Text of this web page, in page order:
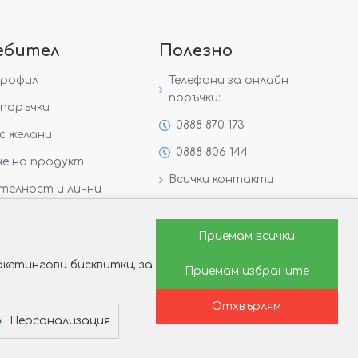
желани
на продукт
и лични
Полезно
Телефони за онлайн
поръчки:
0888 870 173
0888 806 144
Всички контакти
Защо да изберете Victoria
Как да изберем годежен
бисквитки, за
Персонализация
Приемам всички
Приемам избраните
Отхвърлям